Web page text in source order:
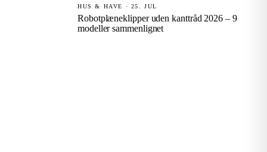
HUS & HAVE · 25. JUL
Robotplæneklipper uden kanttråd 2026 – 9
modeller sammenlignet